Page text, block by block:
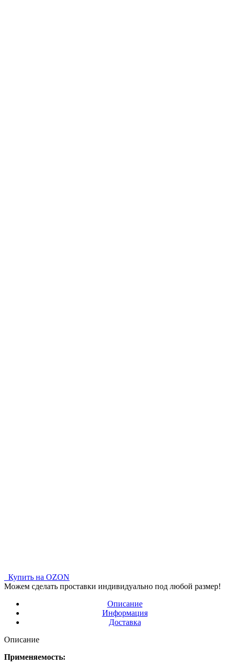
Купить на OZON
Можем сделать проставки индивидуально под любой размер!
Описание
Информация
Доставка
Описание
Применяемость: